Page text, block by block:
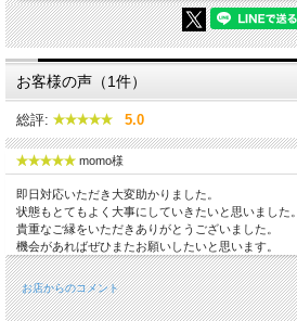
お客様の声（1件）
総評: 5.0
momo様
即日対応いただき大変助かりました。
状態もとてもよく大事にしていきたいと思いました。
貴重なご縁をいただきありがとうございました。
機会があればぜひまたお願いしたいと思います。
お店からのコメント